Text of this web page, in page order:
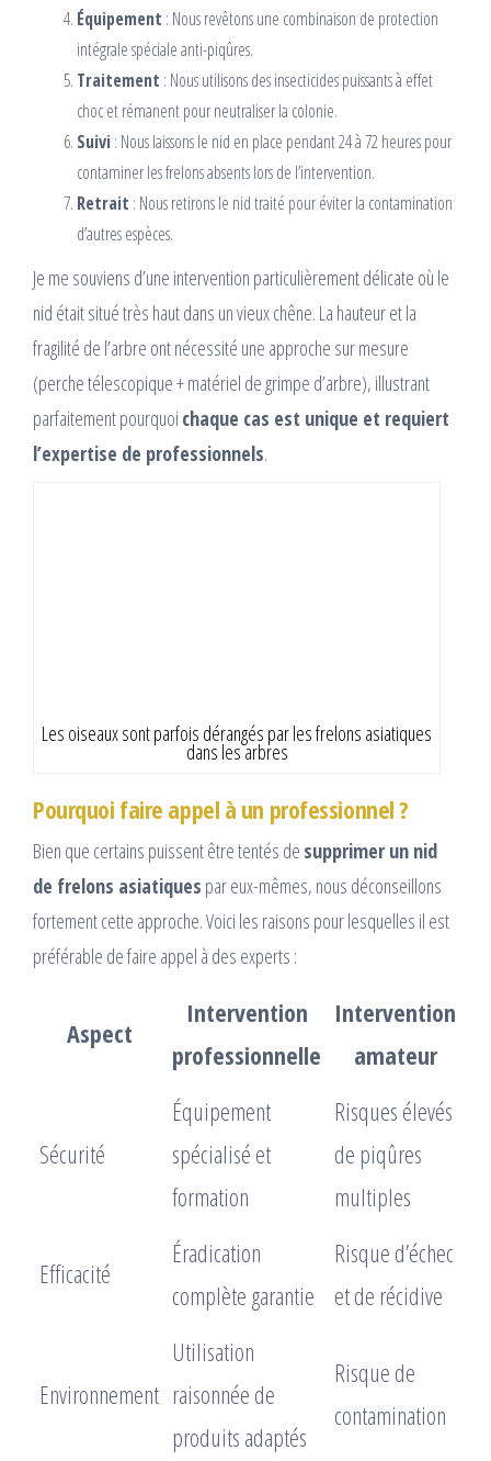
Équipement : Nous revêtons une combinaison de protection
intégrale spéciale anti-piqûres.
Traitement : Nous utilisons des insecticides puissants à effet
choc et rémanent pour neutraliser la colonie.
Suivi : Nous laissons le nid en place pendant 24 à 72 heures pour
contaminer les frelons absents lors de l’intervention.
Retrait : Nous retirons le nid traité pour éviter la contamination
d’autres espèces.
Je me souviens d’une intervention particulièrement délicate où le
nid était situé très haut dans un vieux chêne. La hauteur et la
fragilité de l’arbre ont nécessité une approche sur mesure
(perche télescopique + matériel de grimpe d’arbre), illustrant
parfaitement pourquoi chaque cas est unique et requiert
l’expertise de professionnels.
Les oiseaux sont parfois dérangés par les frelons asiatiques
dans les arbres
Pourquoi faire appel à un professionnel ?
Bien que certains puissent être tentés de supprimer un nid
de frelons asiatiques par eux-mêmes, nous déconseillons
fortement cette approche. Voici les raisons pour lesquelles il est
préférable de faire appel à des experts :
Aspect
Intervention
professionnelle
Intervention
amateur
Sécurité
Équipement
spécialisé et
formation
Risques élevés
de piqûres
multiples
Efficacité
Éradication
complète garantie
Risque d’échec
et de récidive
Environnement
Utilisation
raisonnée de
produits adaptés
Risque de
contamination